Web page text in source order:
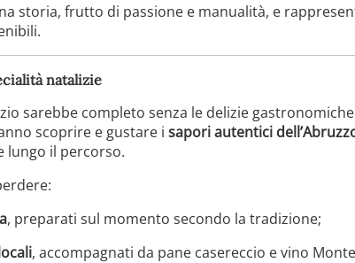
storia, frutto di passione e manualità, e
natalizie
sarebbe completo senza le delizie
scoprire e gustare i sapori autentici
lungo il percorso.
, preparati sul momento secondo la tradizione;
, accompagnati da pane casereccio e vino